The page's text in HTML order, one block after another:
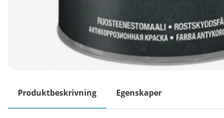
Produktbeskrivning Egenskaper